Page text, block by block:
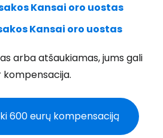
Kansai oro uostas
Kansai oro uostas
arba atšaukiamas, jums gali
kompensacija.
600 eurų kompensaciją